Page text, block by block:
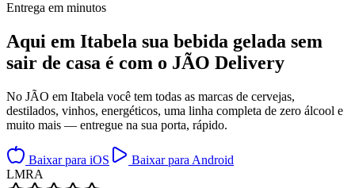
Entrega em minutos
Aqui em Itabela sua bebida gelada sem
sair de casa é com o JÃO Delivery
No JÃO em Itabela você tem todas as marcas de cervejas,
destilados, vinhos, energéticos, uma linha completa de zero álcool e
muito mais — entregue na sua porta, rápido.
Baixar para iOS
Baixar para Android
LMRA